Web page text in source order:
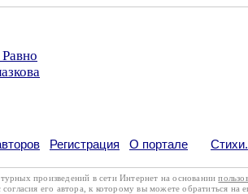
Регистрация О портале
произведений в сети Интернет на основании
его автора, к которому вы можете обратиться на